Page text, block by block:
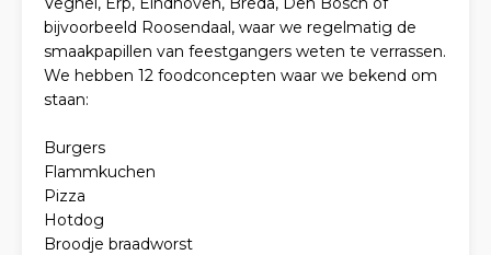
bijvoorbeeld Roosendaal, waar we regelmatig de
smaakpapillen van feestgangers weten te verrassen.
We hebben 12 foodconcepten waar we bekend om
staan:
Burgers
Flammkuchen
Pizza
Hotdog
Broodje braadworst